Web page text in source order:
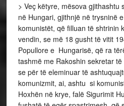
> Veç këtyre, mësova gjithashtu
në Hungari, gjithnjë në trysninë
komunistët, që filluan të
vendin, se më 18 gusht të vitit
Popullore e Hungarisë, që ra
tashmë me Rakoshin sekretar
se për të eleminuar të
komunizmit, ai, ashtu si
Hoxhën në krye, falë Sigurimit